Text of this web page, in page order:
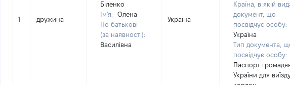
1 дружина
Біленко
Ім'я:
Олена
По батькові
(за наявності):
Василівна
Україна
Країна, в якій
документ, що
посвідчує особу:
Україна
Тип документа,
посвідчує особу:
Паспорт
України для